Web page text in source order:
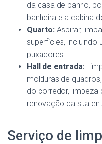
da casa de banho,
banheira e a cabina
Quarto: Aspirar,
superfícies, incluindo
puxadores.
Hall de entrada:
molduras de
do corredor, limpeza
renovação da sua
Serviço de